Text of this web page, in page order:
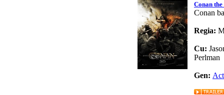
Conan
Conan
Regia:
Cu:
Perlman
Gen: